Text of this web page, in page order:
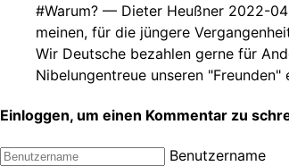
#Warum? — Dieter Heußner 2022-
meinen, für die jüngere
Wir Deutsche bezahlen gerne für
Nibelungentreue unseren
Einloggen, um einen Kommentar zu
Benutzername